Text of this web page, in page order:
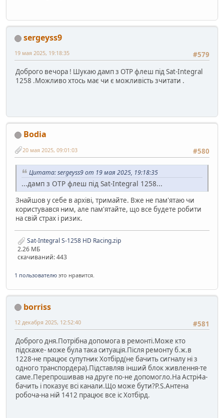
sergeyss9
#579
19 мая 2025, 19:18:35
Доброго вечора ! Шукаю дамп з ОТР флеш під Sat-Integral
1258 .Можливо хтось має чи є можливість зчитати .
Bodia
#580
20 мая 2025, 09:01:03
Цитата: sergeyss9 от 19 мая 2025, 19:18:35
...дамп з ОТР флеш під Sat-Integral 1258...
Знайшов у себе в архіві, тримайте. Вже не пам'ятаю чи
користувався ним, але пам'ятайте, що все будете робити
на свій страх і ризик.
Sat-Integral S-1258 HD Racing.zip
2.26 МБ
скачиваний: 443
1 пользователю это нравится.
borriss
#581
12 декабря 2025, 12:52:40
Доброго дня.Потрібна допомога в ремонті.Може кто
підскаже- може була така ситуація.Після ремонту б.ж.в
1228-не працює супутник Хотбірд(не бачить сигналу ні з
одного транспордера).Підставляв інший блок живлення-те
саме.Перепрошивав на друге по-не допомогло.На Астрі4а-
бачить і показує всі канали.Що може бути?P.S.Антена
робоча-на ній 1412 працює все іс Хотбірд.